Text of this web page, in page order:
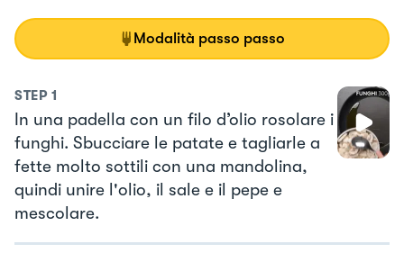
Modalità passo passo
STEP 1
In una padella con un filo d’olio rosolare i
funghi. Sbucciare le patate e tagliarle a
fette molto sottili con una mandolina,
quindi unire l'olio, il sale e il pepe e
mescolare.